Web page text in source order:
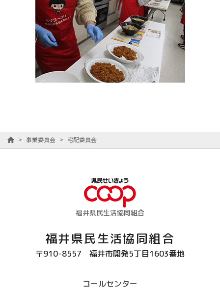
> 事業委員会 > 宅配委員会
福井県民生活協同組合
福井県民生活協同組合
〒910-8557 福井市開発5丁目1603番地
コールセンター